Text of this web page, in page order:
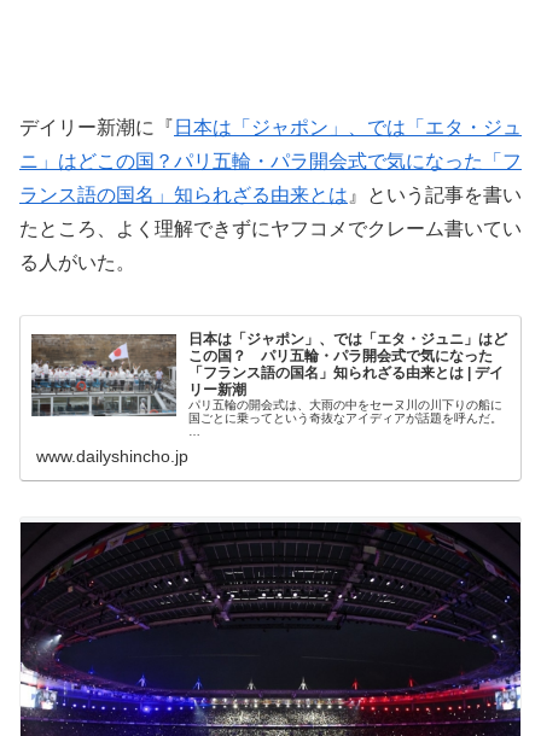
デイリー新潮に『 日本は「ジャポン」、では「エタ・ジュ
ニ」はどこの国？パリ五輪・パラ開会式で気になった「フ
ランス語の国名」知られざる由来とは 』という記事を書い
たところ、よく理解できずにヤフコメでクレーム書いてい
る人がいた。
日本は「ジャポン」、では「エタ・ジュニ」はど
この国？ パリ五輪・パラ開会式で気になった
「フランス語の国名」知られざる由来とは | デイ
リー新潮
パリ五輪の開会式は、大雨の中をセーヌ川の川下りの船に
国ごとに乗ってという奇抜なアイディアが話題を呼んだ。
www.dailyshincho.jp